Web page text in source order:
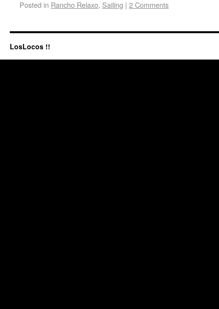
Posted in Rancho Relaxo, Sailing | 2 Comments
LosLocos !!